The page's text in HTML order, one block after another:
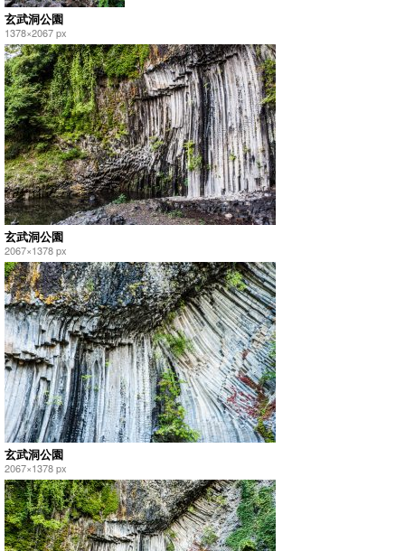
玄武洞公園
1378×2067 px
玄武洞公園
2067×1378 px
玄武洞公園
2067×1378 px